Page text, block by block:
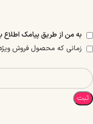
به من از طریق پیامک اطلاع
زمانی که محصول فروش
ثبت